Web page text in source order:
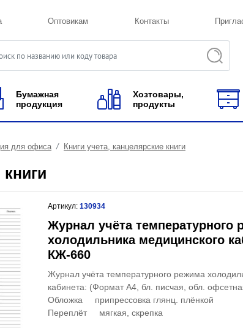
Оптовикам Контакты
Бумажная
продукция
Хозтовары,
продукты
для офиса Книги учета, канцелярские книги
Артикул: 130934
Журнал учёта температурного
холодильника медицинского
КЖ-660
Журнал учёта температурного режима
кабинета: (Формат А4, бл. писчая, обл.
Обложка припрессовка глянц. плёнкой
Переплёт мягкая, скрепка